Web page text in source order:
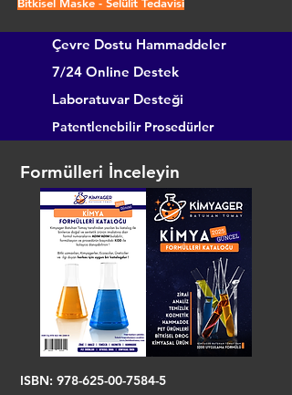
Çevre Dostu Hammaddeler
7/24 Online Destek
Laboratuvar Desteği
Patentlenebilir Prosedürler
Formülleri İnceleyin
ISBN: 978-625-00-7584-5